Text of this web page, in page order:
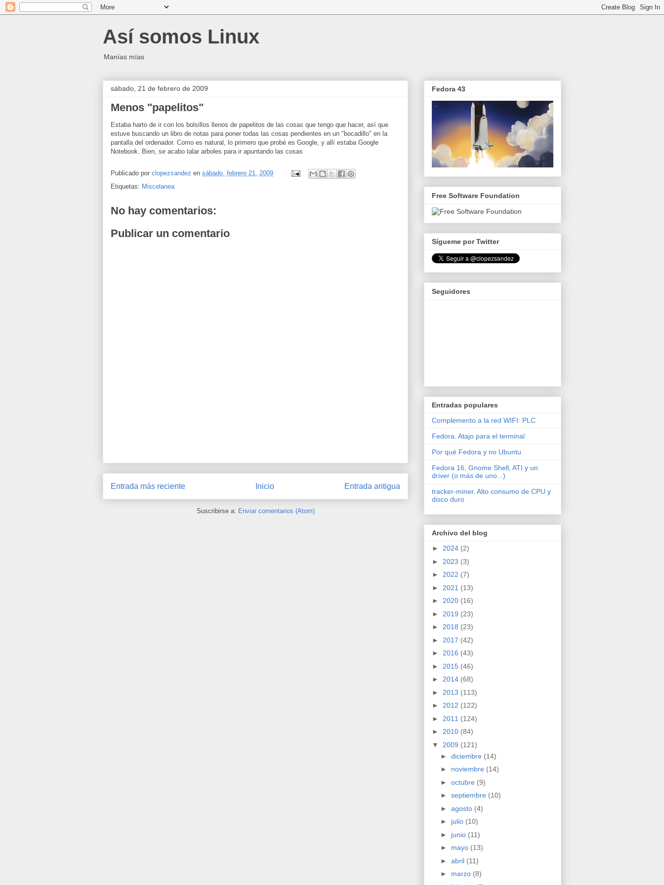
Así somos Linux
Manías mías
sábado, 21 de febrero de 2009
Menos "papelitos"
Estaba harto de ir con los bolsillos llenos de papelitos de las cosas que tengo que hacer, así que
estuve buscando un libro de notas para poner todas las cosas pendientes en un "bocadillo" en la
pantalla del ordenador. Como es natural, lo primero que probé es Google, y allí estaba Google
Notebook. Bien, se acabo talar arboles para ir apuntando las cosas
Publicado por clopezsandez en sábado, febrero 21, 2009
Etiquetas: Miscelanea
No hay comentarios:
Publicar un comentario
Entrada más reciente Entrada antigua
Inicio
Suscribirse a: Enviar comentarios (Atom)
Fedora 43
Free Software Foundation
Sígueme por Twitter
Seguidores
Entradas populares
Complemento a la red WIFI: PLC
Fedora. Atajo para el terminal
Por qué Fedora y no Ubuntu
Fedora 16, Gnome Shell, ATI y un
driver (o más de uno...)
tracker-miner. Alto consumo de CPU y
disco duro
Archivo del blog
► 2024 (2)
► 2023 (3)
► 2022 (7)
► 2021 (13)
► 2020 (16)
► 2019 (23)
► 2018 (23)
► 2017 (42)
► 2016 (43)
► 2015 (46)
► 2014 (68)
► 2013 (113)
► 2012 (122)
► 2011 (124)
► 2010 (84)
▼ 2009 (121)
► diciembre (14)
► noviembre (14)
► octubre (9)
► septiembre (10)
► agosto (4)
► julio (10)
► junio (11)
► mayo (13)
► abril (11)
► marzo (8)